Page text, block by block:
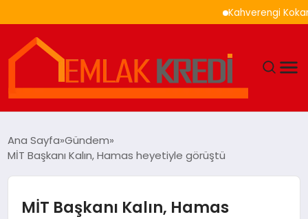
Kahverengi Kokarca
EKONOMI
DÜNYA
Ana Sayfa Gündem
MİT Başkanı Kalın, Hamas heyetiyle görüştü
MİT Başkanı Kalın, Hamas